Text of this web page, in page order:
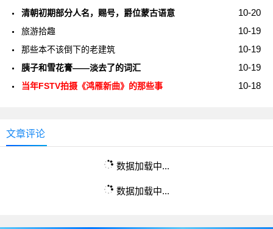
10-20
清朝初期部分人名，赐号，爵位蒙古语意
10-19
旅游拾趣
10-19
那些本不该倒下的老建筑
10-19
胰子和雪花膏——淡去了的词汇
10-18
当年FSTV拍摄《鸿雁新曲》的那些事
文章评论
数据加载中...
数据加载中...